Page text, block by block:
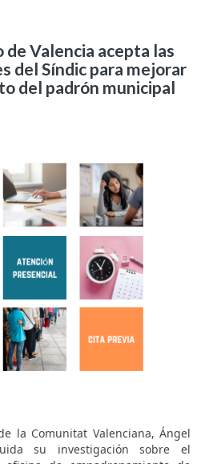
Valencia acepta las
del Síndic para mejorar
del padrón municipal
la Comunitat Valenciana, Ángel
su investigación sobre el